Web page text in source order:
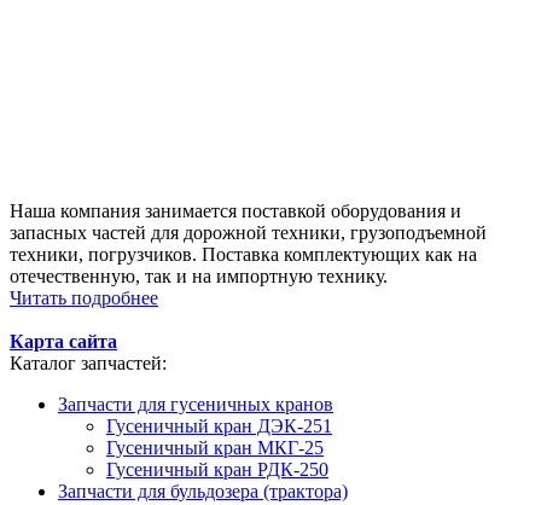
Наша компания занимается поставкой оборудования и
запасных частей для дорожной техники, грузоподъемной
техники, погрузчиков. Поставка комплектующих как на
отечественную, так и на импортную технику.
Читать подробнее
Карта сайта
Каталог запчастей:
Запчасти для гусеничных кранов
Гусеничный кран ДЭК-251
Гусеничный кран МКГ-25
Гусеничный кран РДК-250
Запчасти для бульдозера (трактора)